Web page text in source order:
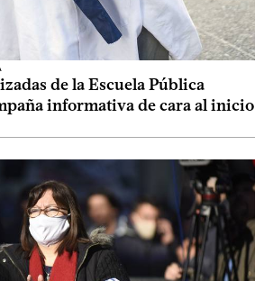
de la Escuela Pública
informativa de cara al inicio